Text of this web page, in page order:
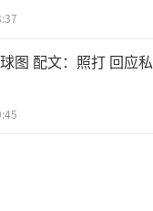
图 配文：照打 回应私